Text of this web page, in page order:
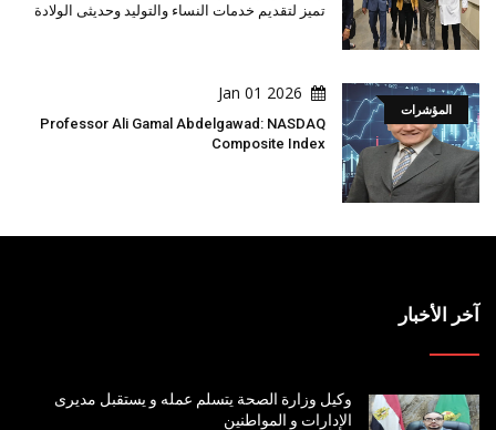
تميز لتقديم خدمات النساء والتوليد وحديثى الولادة
المؤشرات
2026 Jan 01
Professor Ali Gamal Abdelgawad: NASDAQ
Composite Index
آخر الأخبار
وكيل وزارة الصحة يتسلم عمله و يستقبل مديرى
الإدارات و المواطنين